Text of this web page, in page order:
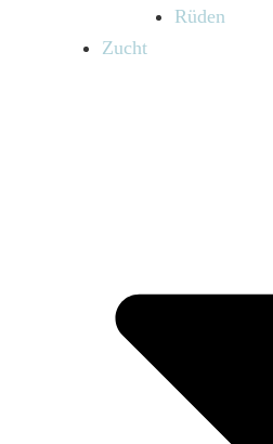
Rüden
Zucht